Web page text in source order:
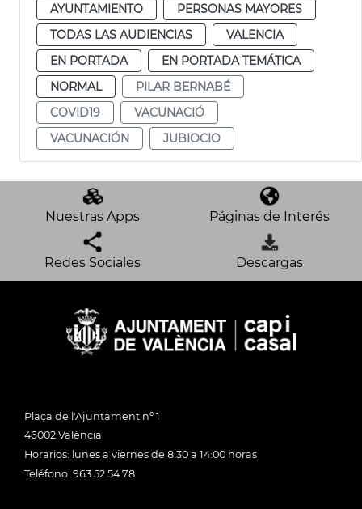
AYUNTAMIENTO
PERSONAS MAYORES
TODAS LAS AUDIENCIAS
VALENCIA
EN PORTADA
EN PORTADA TEMÁTICA
NORMAL
PILAR BERNABÉ
COVID19
VACUNACIÓ
VACUNACIÓN
JUBIOCIO
Nuestras Apps Páginas de Interés
Redes Sociales Descargas
Plaça de l'Ajuntament nº 1
46002 València
Horarios: lunes a viernes de 8:30 a 14:00 horas
Teléfono: 963 52 54 78